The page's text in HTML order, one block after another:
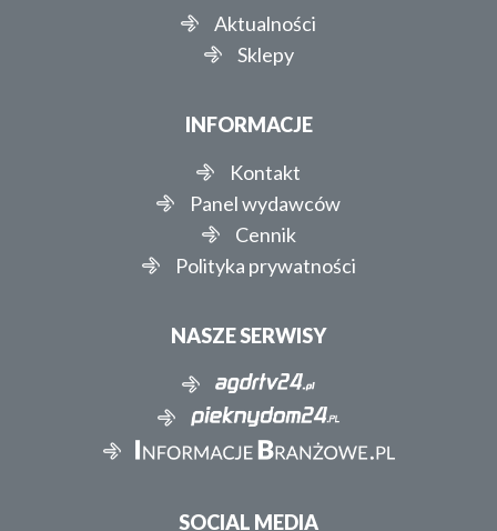
Aktualności
Sklepy
INFORMACJE
Kontakt
Panel wydawców
Cennik
Polityka prywatności
NASZE SERWISY
SOCIAL MEDIA